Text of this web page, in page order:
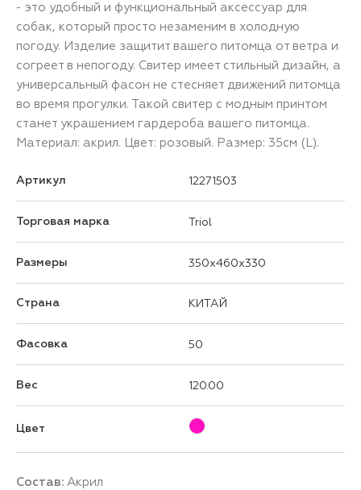
- это удобный и функциональный аксессуар для
собак, который просто незаменим в холодную
погоду. Изделие защитит вашего питомца от ветра и
согреет в непогоду. Свитер имеет стильный дизайн, а
универсальный фасон не стесняет движений питомца
во время прогулки. Такой свитер с модным принтом
станет украшением гардероба вашего питомца.
Материал: акрил. Цвет: розовый. Размер: 35см (L).
Артикул 12271503
Торговая марка Triol
Размеры 350x460x330
Страна КИТАЙ
Фасовка 50
Вес 120.00
Цвет
Состав: Акрил